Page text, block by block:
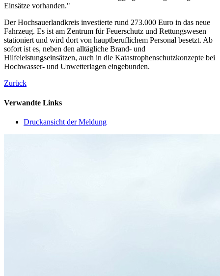
Einsätze vorhanden."
Der Hochsauerlandkreis investierte rund 273.000 Euro in das neue
Fahrzeug. Es ist am Zentrum für Feuerschutz und Rettungswesen
stationiert und wird dort von hauptberuflichem Personal besetzt. Ab
sofort ist es, neben den alltägliche Brand- und
Hilfeleistungseinsätzen, auch in die Katastrophenschutzkonzepte bei
Hochwasser- und Unwetterlagen eingebunden.
Zurück
Verwandte Links
Druckansicht der Meldung